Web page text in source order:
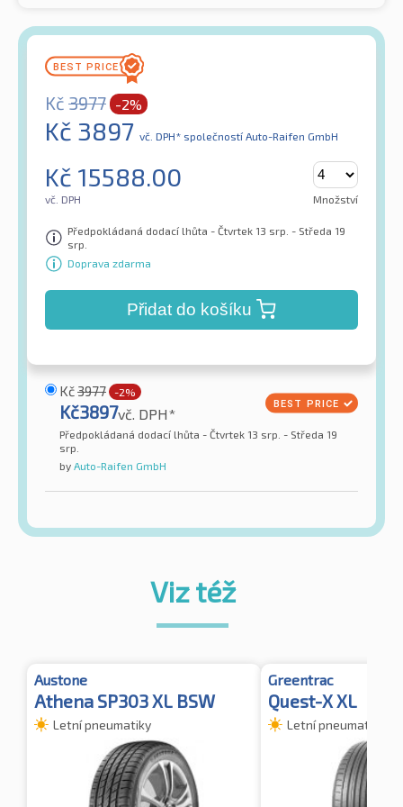
Kč 3977 -2%
Kč 3897 vč. DPH* společností Auto-Raifen GmbH
Kč 15588.00
vč. DPH Množství
Předpokládaná dodací lhůta - Čtvrtek 13 srp. - Středa 19
srp.
Doprava zdarma
Přidat do košíku
Kč3977 -2%
Kč3897vč. DPH*
Předpokládaná dodací lhůta - Čtvrtek 13 srp. - Středa 19
srp.
by Auto-Raifen GmbH
Viz též
Austone
Athena SP303 XL BSW
Letní pneumatiky
Greentrac
Quest-X XL
Letní pneumatiky